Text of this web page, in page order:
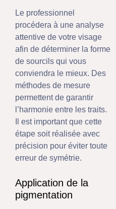
Le professionnel
procédera à une analyse
attentive de votre visage
afin de déterminer la forme
de sourcils qui vous
conviendra le mieux. Des
méthodes de mesure
permettent de garantir
l’harmonie entre les traits.
Il est important que cette
étape soit réalisée avec
précision pour éviter toute
erreur de symétrie.
Application de la
pigmentation